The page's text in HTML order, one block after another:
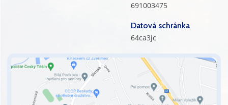
691003475
Datová schránka
64ca3jc